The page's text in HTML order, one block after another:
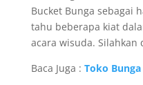
Bucket Bunga sebagai
tahu beberapa kiat
acara wisuda. Silahkan
Baca Juga : Toko